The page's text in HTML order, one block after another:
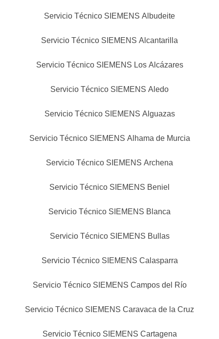
Servicio Técnico SIEMENS Albudeite
Servicio Técnico SIEMENS Alcantarilla
Servicio Técnico SIEMENS Los Alcázares
Servicio Técnico SIEMENS Aledo
Servicio Técnico SIEMENS Alguazas
Servicio Técnico SIEMENS Alhama de Murcia
Servicio Técnico SIEMENS Archena
Servicio Técnico SIEMENS Beniel
Servicio Técnico SIEMENS Blanca
Servicio Técnico SIEMENS Bullas
Servicio Técnico SIEMENS Calasparra
Servicio Técnico SIEMENS Campos del Río
Servicio Técnico SIEMENS Caravaca de la Cruz
Servicio Técnico SIEMENS Cartagena